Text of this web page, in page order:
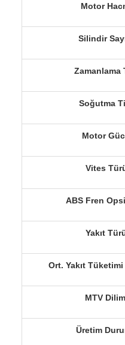
Motor
Silindir
Zamanlama
Soğutma
Motor
Vites
ABS Fren
Yakıt
Ort. Yakıt
MTV
Üretim